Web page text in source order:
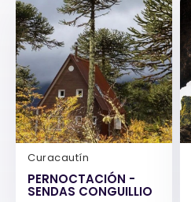
Curacautín
PERNOCTACIÓN -
SENDAS CONGUILLIO